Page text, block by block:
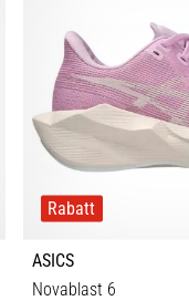
Rabatt
ASICS
Novablast 6